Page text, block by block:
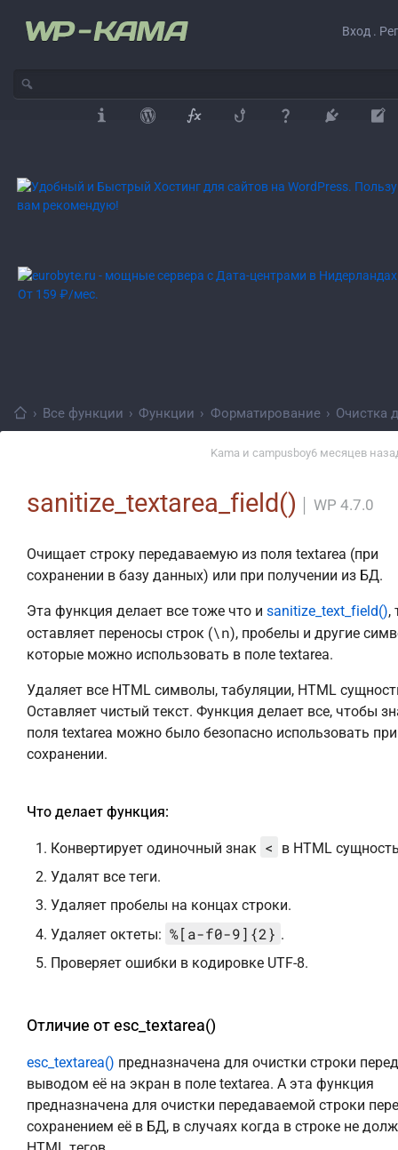
Вход .
› Все функции › Функции › Форматирование › Очистка
Kama иcampusboy6 месяцев
sanitize_textarea_field() WP 4.7.0
Очищает строку передаваемую из поля textarea (при
сохранении в базу данных) или при получении из БД.
Эта функция делает все тоже что и sanitize_text_field(),
оставляет переносы строк (\n), пробелы и другие
которые можно использовать в поле textarea.
Удаляет все HTML символы, табуляции, HTML
Оставляет чистый текст. Функция делает все, чтобы
поля textarea можно было безопасно использовать при
сохранении.
Что делает функция:
Конвертирует одиночный знак <
в HTML
Удалят все теги.
Удаляет пробелы на концах строки.
Удаляет октеты: %[a-f0-9]{2} .
Проверяет ошибки в кодировке UTF-8.
Отличие от esc_textarea()
esc_textarea() предназначена для очистки строки перед
выводом её на экран в поле textarea. А эта функция
предназначена для очистки передаваемой строки
сохранением её в БД, в случаях когда в строке не